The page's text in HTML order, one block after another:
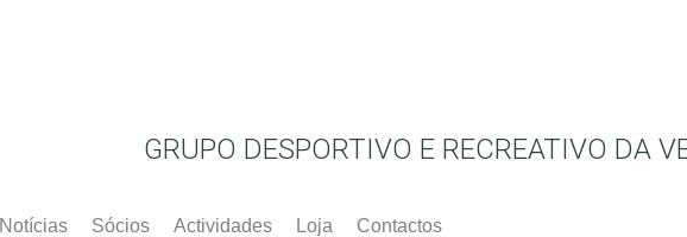
GRUPO DESPORTIVO E RECREATIVO DA
Notícias Sócios Actividades Loja Contactos